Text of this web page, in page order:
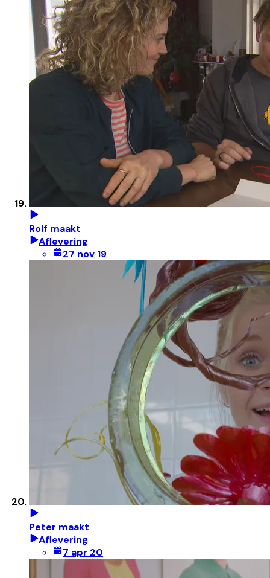
Rolf maakt
Aflevering
27 nov 19
Peter maakt
Aflevering
7 apr 20